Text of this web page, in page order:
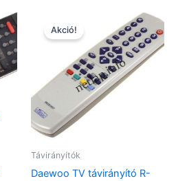
Akció!
Távirányítók
Daewoo TV távirányító R-